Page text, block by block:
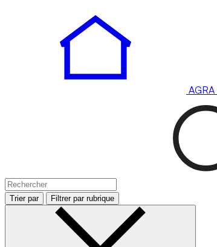
AGRA
Trier par Filtrer par rubrique